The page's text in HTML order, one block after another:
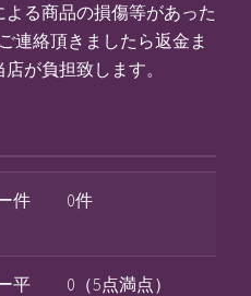
る商品の損傷等があった
連絡頂きましたら返金ま
が負担致します。
件
0件
平
0（5点満点）